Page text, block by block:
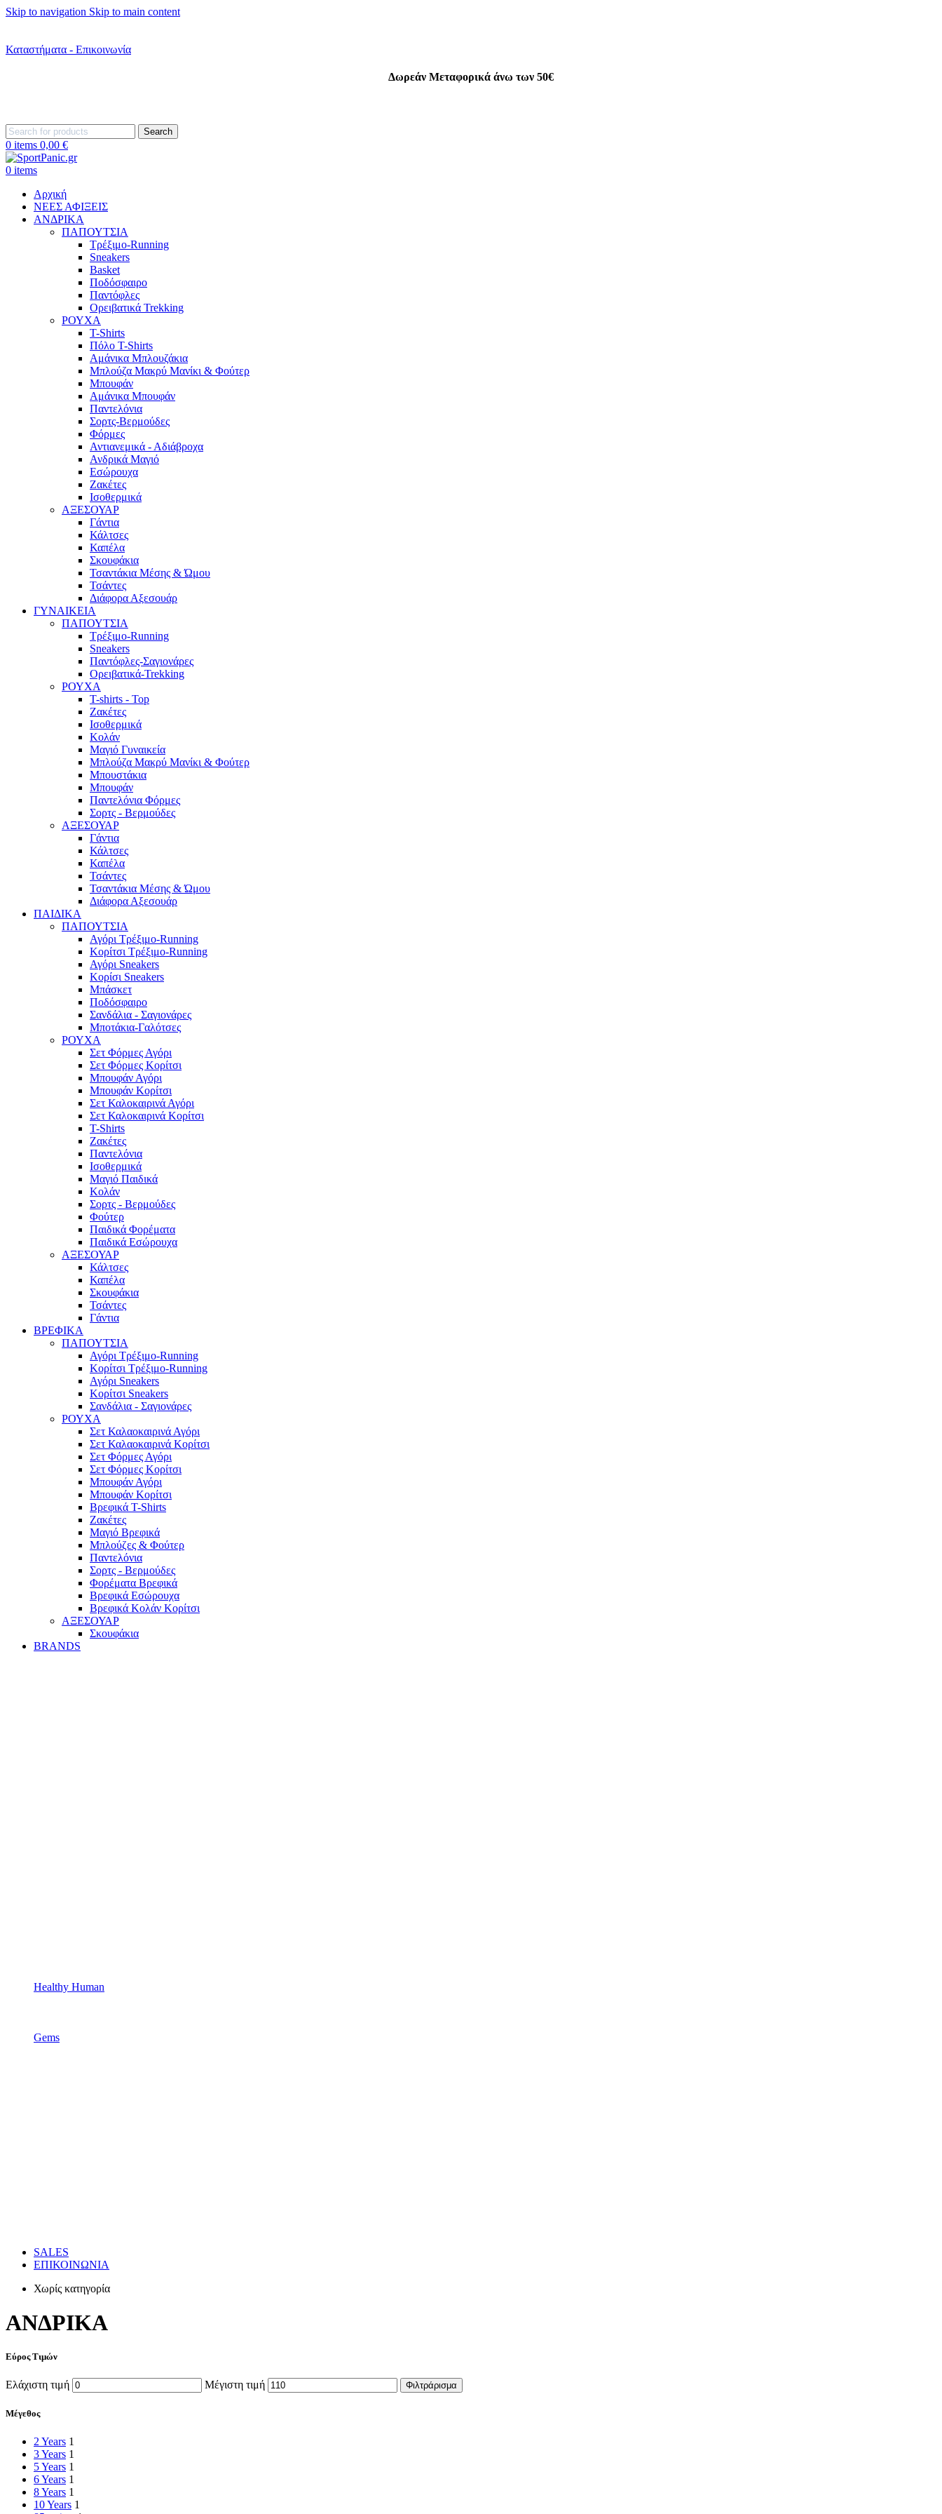
Skip to navigation Skip to main content
Καταστήματα - Επικοινωνία
Δωρεάν Μεταφορικά άνω των 50€
Search
0 items 0,00 €
0 items
Αρχική
ΝΕΕΣ ΑΦΙΞΕΙΣ
AΝΔΡΙΚΑ
ΠΑΠΟΥΤΣΙΑ
Τρέξιμο-Running
Sneakers
Basket
Ποδόσφαιρο
Παντόφλες
Ορειβατικά Trekking
ΡΟΥΧΑ
T-Shirts
Πόλο T-Shirts
Αμάνικα Μπλουζάκια
Μπλούζα Μακρύ Μανίκι & Φούτερ
Μπουφάν
Αμάνικα Μπουφάν
Παντελόνια
Σορτς-Βερμούδες
Φόρμες
Αντιανεμικά - Αδιάβροχα
Ανδρικά Μαγιό
Εσώρουχα
Ζακέτες
Ισοθερμικά
ΑΞΕΣΟΥΑΡ
Γάντια
Κάλτσες
Καπέλα
Σκουφάκια
Τσαντάκια Μέσης & Ώμου
Τσάντες
Διάφορα Αξεσουάρ
ΓΥΝΑΙΚΕΙΑ
ΠΑΠΟΥΤΣΙΑ
Τρέξιμο-Running
Sneakers
Παντόφλες-Σαγιονάρες
Ορειβατικά-Trekking
ΡΟΥΧΑ
T-shirts - Top
Ζακέτες
Ισοθερμικά
Κολάν
Μαγιό Γυναικεία
Μπλούζα Μακρύ Μανίκι & Φούτερ
Μπουστάκια
Μπουφάν
Παντελόνια Φόρμες
Σορτς - Βερμούδες
ΑΞΕΣΟΥΑΡ
Γάντια
Κάλτσες
Καπέλα
Τσάντες
Τσαντάκια Μέσης & Ώμου
Διάφορα Αξεσουάρ
ΠΑΙΔΙΚΑ
ΠΑΠΟΥΤΣΙΑ
Αγόρι Τρέξιμο-Running
Κορίτσι Τρέξιμο-Running
Αγόρι Sneakers
Κορίσι Sneakers
Μπάσκετ
Ποδόσφαιρο
Σανδάλια - Σαγιονάρες
Μποτάκια-Γαλότσες
ΡΟΥΧΑ
Σετ Φόρμες Αγόρι
Σετ Φόρμες Κορίτσι
Μπουφάν Αγόρι
Μπουφάν Κορίτσι
Σετ Καλοκαιρινά Αγόρι
Σετ Καλοκαιρινά Κορίτσι
T-Shirts
Ζακέτες
Παντελόνια
Ισοθερμικά
Μαγιό Παιδικά
Κολάν
Σορτς - Βερμούδες
Φούτερ
Παιδικά Φορέματα
Παιδικά Εσώρουχα
ΑΞΕΣΟΥΑΡ
Κάλτσες
Καπέλα
Σκουφάκια
Τσάντες
Γάντια
ΒΡΕΦΙΚΑ
ΠΑΠΟΥΤΣΙΑ
Αγόρι Τρέξιμο-Running
Κορίτσι Τρέξιμο-Running
Αγόρι Sneakers
Κορίτσι Sneakers
Σανδάλια - Σαγιονάρες
ΡΟΥΧΑ
Σετ Καλαοκαιρινά Αγόρι
Σετ Καλαοκαιρινά Κορίτσι
Σετ Φόρμες Αγόρι
Σετ Φόρμες Κορίτσι
Mπουφάν Αγόρι
Mπουφάν Κορίτσι
Βρεφικά T-Shirts
Ζακέτες
Μαγιό Βρεφικά
Mπλούζες & Φούτερ
Παντελόνια
Σορτς - Βερμούδες
Φορέματα Βρεφικά
Βρεφικά Εσώρουχα
Βρεφικά Κολάν Κορίτσι
ΑΞΕΣΟΥΑΡ
Σκουφάκια
BRANDS
Healthy Human
Gems
SALES
ΕΠΙΚΟΙΝΩΝΙΑ
Χωρίς κατηγορία
ΑΝΔΡΙΚΑ
Εύρος Τιμών
Ελάχιστη τιμή Μέγιστη τιμή Φιλτράρισμα
Μέγεθος
2 Years 1
3 Years 1
5 Years 1
6 Years 1
8 Years 1
10 Years 1